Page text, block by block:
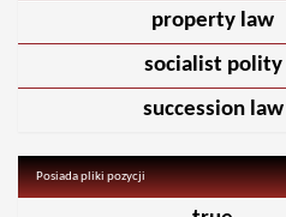
property law
socialist polity
succession law
Posiada pliki pozycji